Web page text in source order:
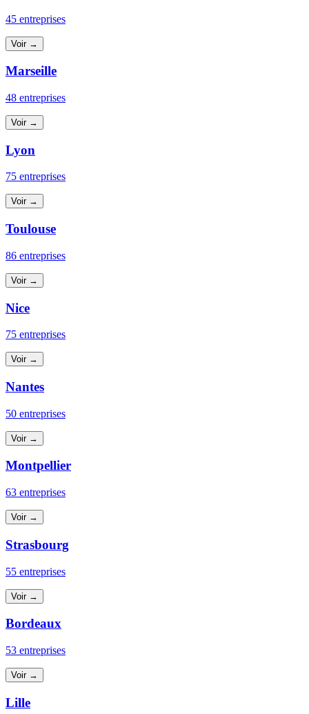
45 entreprises
Voir →
Marseille
48 entreprises
Voir →
Lyon
75 entreprises
Voir →
Toulouse
86 entreprises
Voir →
Nice
75 entreprises
Voir →
Nantes
50 entreprises
Voir →
Montpellier
63 entreprises
Voir →
Strasbourg
55 entreprises
Voir →
Bordeaux
53 entreprises
Voir →
Lille